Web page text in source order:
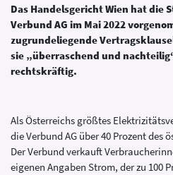
Das Handelsgericht Wien hat die
Verbund AG im Mai 2022
zugrundeliegende
sie „überraschend und
rechtskräftig.
Als Österreichs größtes
die Verbund AG über 40 Prozent des
Der Verbund verkauft
eigenen Angaben Strom, der zu 100